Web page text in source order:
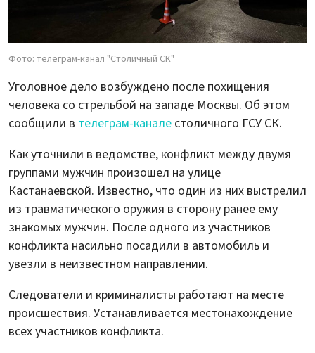
Фото: телеграм-канал "Столичный СК"
Уголовное дело возбуждено после похищения
человека со стрельбой на западе Москвы. Об этом
сообщили в телеграм-канале столичного ГСУ СК.
Как уточнили в ведомстве, конфликт между двумя
группами мужчин произошел на улице
Кастанаевской. Известно, что один из них выстрелил
из травматического оружия в сторону ранее ему
знакомых мужчин. После одного из участников
конфликта насильно посадили в автомобиль и
увезли в неизвестном направлении.
Следователи и криминалисты работают на месте
происшествия. Устанавливается местонахождение
всех участников конфликта.